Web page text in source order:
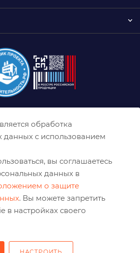
обработка
данных с использованием
вы соглашаетесь
данных в
о защите
. Вы можете запретить
в настройках своего